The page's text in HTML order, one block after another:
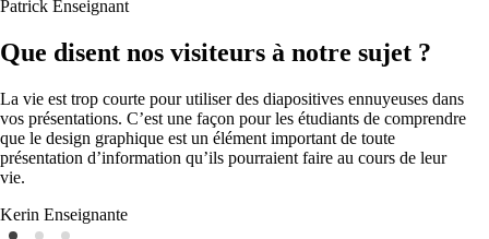
Patrick Enseignant
Que disent nos visiteurs à notre sujet ?
La vie est trop courte pour utiliser des diapositives ennuyeuses dans
vos présentations. C’est une façon pour les étudiants de comprendre
que le design graphique est un élément important de toute
présentation d’information qu’ils pourraient faire au cours de leur
vie.
Kerin Enseignante